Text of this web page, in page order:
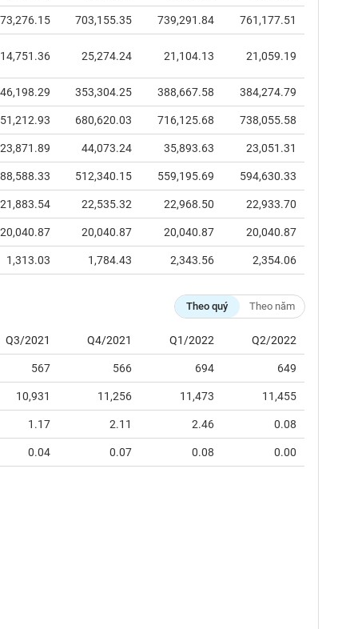
703,155.35 739,291.84 761,177.51
14,751.36 25,274.24 21,104.13 21,059.19
353,304.25 388,667.58 384,274.79
680,620.03 716,125.68 738,055.58
23,871.89 44,073.24 35,893.63 23,051.31
512,340.15 559,195.69 594,630.33
21,883.54 22,535.32 22,968.50 22,933.70
20,040.87 20,040.87 20,040.87 20,040.87
1,313.03 1,784.43 2,343.56 2,354.06
Theo quý Theo năm
Q3/2021 Q4/2021 Q1/2022 Q2/2022
567 566 694 649
10,931 11,256 11,473 11,455
1.17 2.11 2.46 0.08
0.04 0.07 0.08 0.00